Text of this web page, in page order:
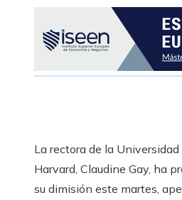
La rectora de la Universidad
Harvard, Claudine Gay, ha
su dimisión este martes,